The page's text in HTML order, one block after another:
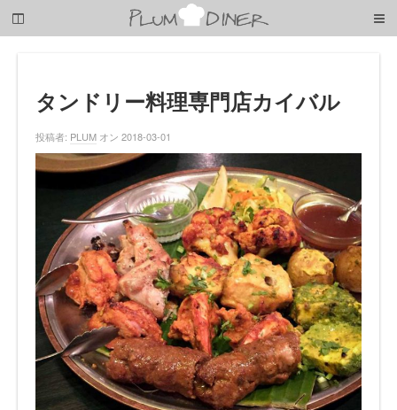
子
タンドリー料理専門店カイバル
投稿者: PLUM オン 2018-03-01